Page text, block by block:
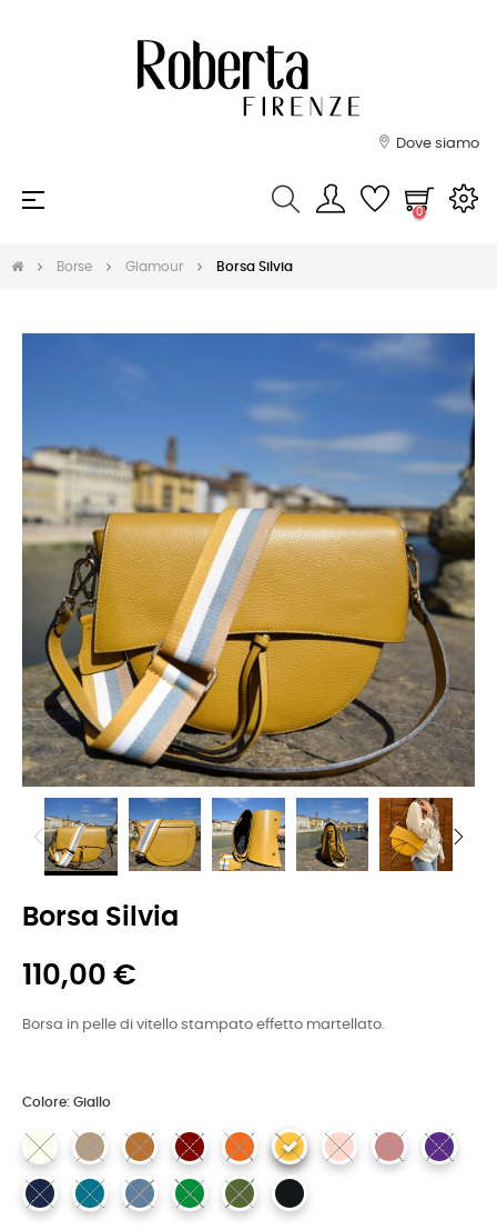
Dove siamo
navigazione
☰
0
Borse Glamour Borsa Silvia
Borsa Silvia
110,00 €
Borsa in pelle di vitello stampato effetto martellato.
Colore: Giallo